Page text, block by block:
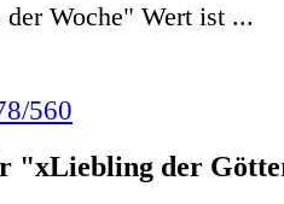
Woche" Wert ist ...
560
"xLiebling der